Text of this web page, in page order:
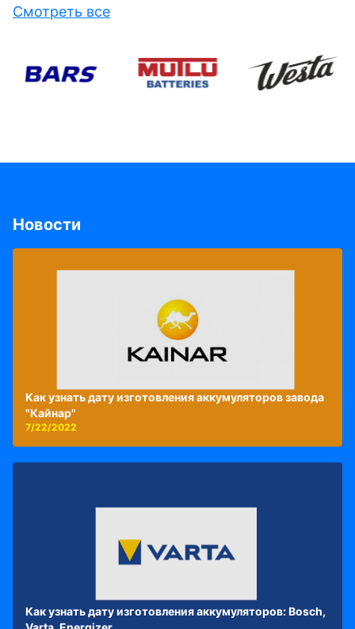
Смотреть все
Новости
Как узнать дату изготовления аккумуляторов завода
"Кайнар"
7/22/2022
Как узнать дату изготовления аккумуляторов: Bosch,